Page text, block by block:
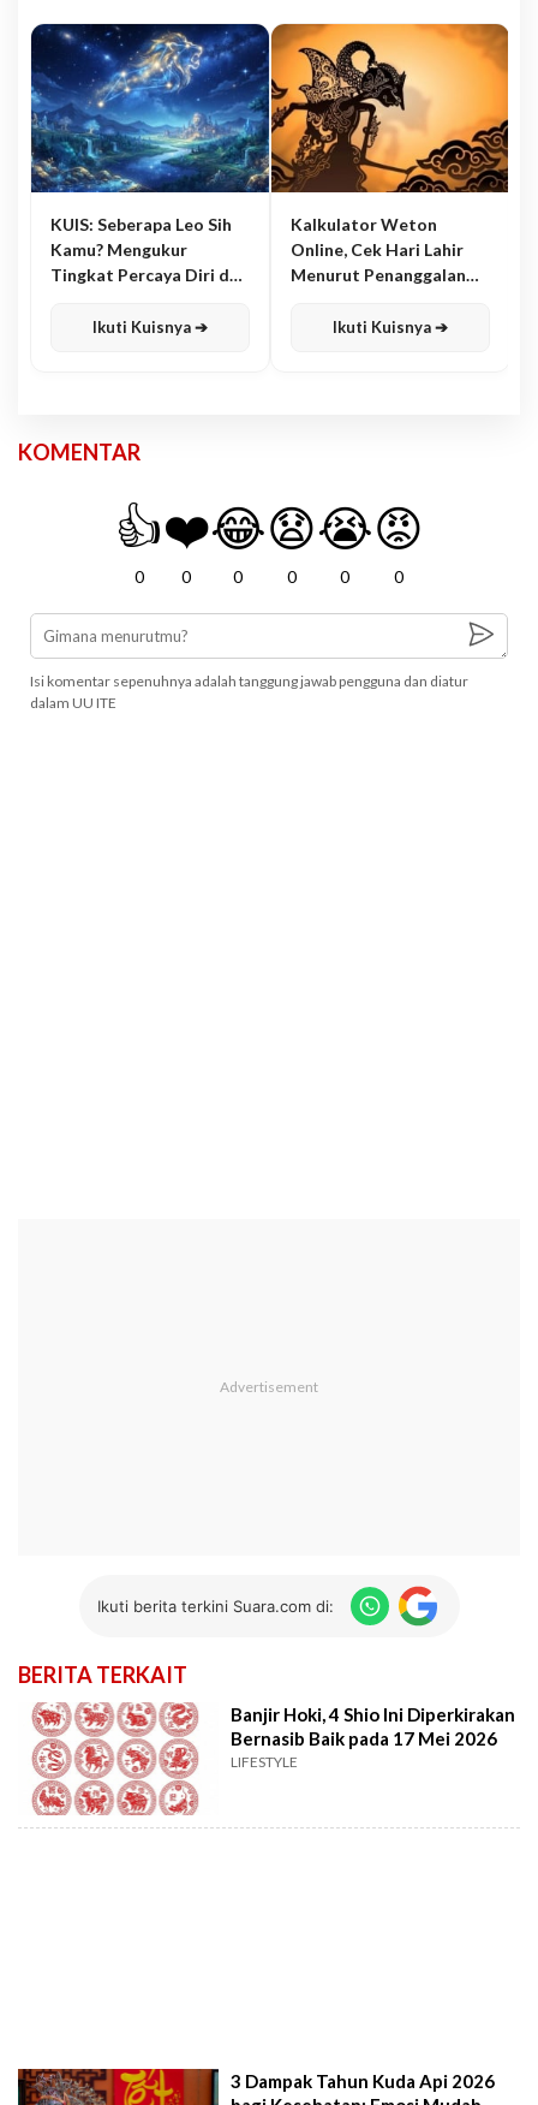
KUIS: Seberapa Leo Sih
Kamu? Mengukur
Tingkat Percaya Diri dan
Ikuti Kuisnya ➔
Kalkulator Weton
Online, Cek Hari Lahir
Menurut Penanggalan
Ikuti Kuisnya ➔
KOMENTAR
👍
0
❤️
0
😂
0
😧
0
😭
0
😡
0
Isi komentar sepenuhnya adalah tanggung jawab pengguna dan diatur
dalam UU ITE
Ikuti berita terkini Suara.com di:
BERITA TERKAIT
Banjir Hoki, 4 Shio Ini Diperkirakan
Bernasib Baik pada 17 Mei 2026
LIFESTYLE
3 Dampak Tahun Kuda Api 2026